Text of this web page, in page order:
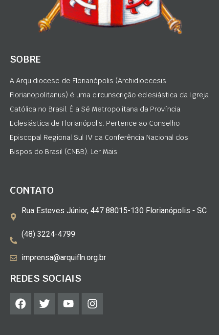
SOBRE
A Arquidiocese de Florianópolis (Archidioecesis
Florianopolitanus) é uma circunscrição eclesiástica da Igreja
Católica no Brasil. É a Sé Metropolitana da Província
Eclesiástica de Florianópolis. Pertence ao Conselho
Episcopal Regional Sul IV da Conferência Nacional dos
Bispos do Brasil (CNBB). Ler Mais
CONTATO
Rua Esteves Júnior, 447 88015-130 Florianópolis - SC
(48) 3224-4799
imprensa@arquifln.org.br
REDES SOCIAIS